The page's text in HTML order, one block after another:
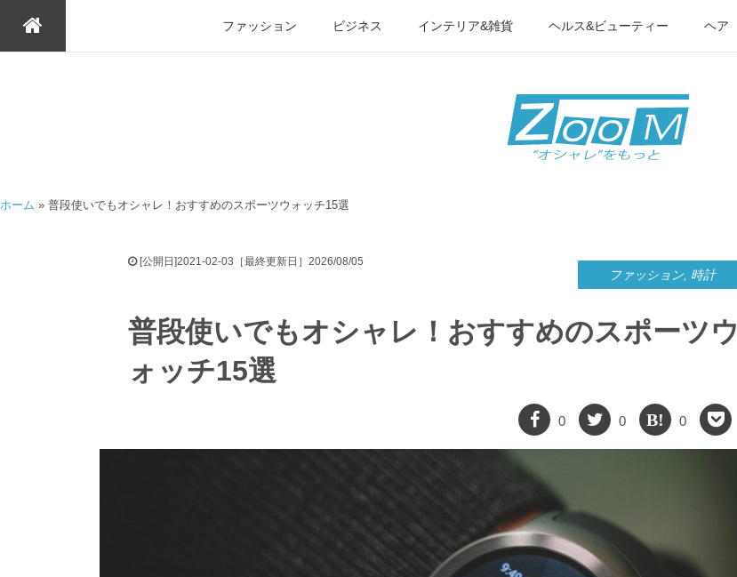
ファッション ビジネス インテリア&雑貨 ヘルス&ビューティー ヘア
ホーム » 普段使いでもオシャレ！おすすめのスポーツウォッチ15選
[公開日]2021-02-03［最終更新日］2026/08/05
ファッション 時計
普段使いでもオシャレ！おすすめのスポーツウ
ォッチ15選
0 0 0